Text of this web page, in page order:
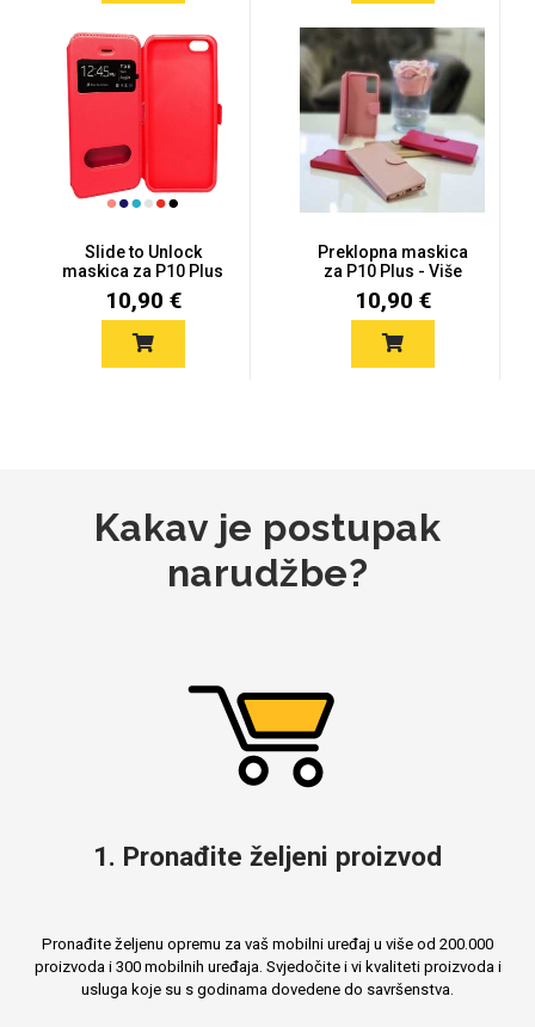
Slide to Unlock
maskica za P10 Plus
- Više boj...
10,90 €
Preklopna maskica
za P10 Plus - Više
boja
10,90 €
Kakav je postupak
narudžbe?
1. Pronađite željeni proizvod
Pronađite željenu opremu za vaš mobilni uređaj u više od 200.000
proizvoda i 300 mobilnih uređaja. Svjedočite i vi kvaliteti proizvoda i
usluga koje su s godinama dovedene do savršenstva.